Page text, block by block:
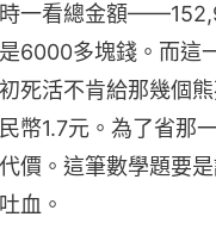
一看總金額
6000多塊錢。而這
死活不肯給那幾個
幣1.7元。為了省那
價。這筆數學題要
血。